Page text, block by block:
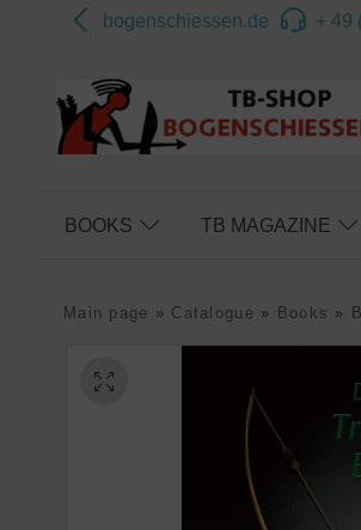
bogenschiessen.de + 49
BOOKS TB MAGAZINE
Main page » Catalogue » Books »